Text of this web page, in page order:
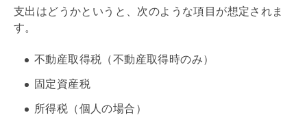
支出はどうかというと、次のような項目が想定されま
す。
不動産取得税 （不動産取得時のみ）
固定資産税
所得税（個人の場合）